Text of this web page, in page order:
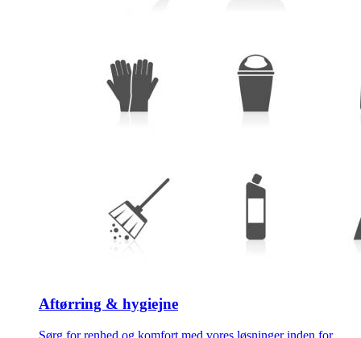
Aftørring & hygiejne
Sørg for renhed og komfort med vores løsninger inden for